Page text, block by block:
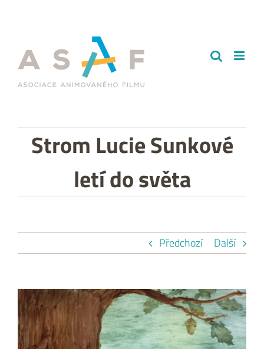
Strom Lucie Sunkové
letí do světa
Předchozí Další
Zobrazit
větší
obrázek